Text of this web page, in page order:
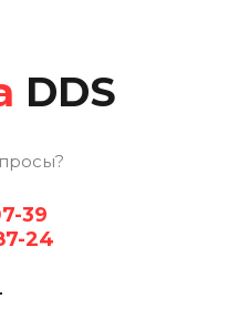
DDS
39
24